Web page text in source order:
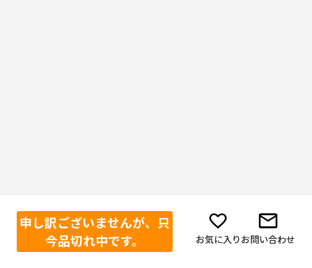
申し訳ございませんが、只
今品切れ中です。
お気に入りお問い合わせ